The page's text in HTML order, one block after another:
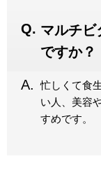
マルチビ
ですか？
忙しくて食
い人、美容
すめです。